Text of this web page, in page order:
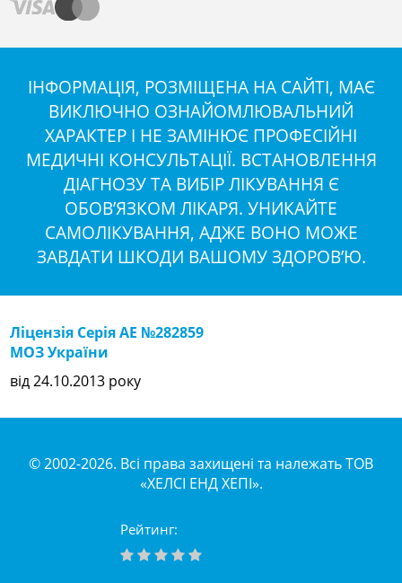
ІНФОРМАЦІЯ, РОЗМІЩЕНА НА САЙТІ, МАЄ
ВИКЛЮЧНО ОЗНАЙОМЛЮВАЛЬНИЙ
ХАРАКТЕР І НЕ ЗАМІНЮЄ ПРОФЕСІЙНІ
МЕДИЧНІ КОНСУЛЬТАЦІЇ. ВСТАНОВЛЕННЯ
ДІАГНОЗУ ТА ВИБІР ЛІКУВАННЯ Є
ОБОВ’ЯЗКОМ ЛІКАРЯ. УНИКАЙТЕ
САМОЛІКУВАННЯ, АДЖЕ ВОНО МОЖЕ
ЗАВДАТИ ШКОДИ ВАШОМУ ЗДОРОВ’Ю.
Ліцензія Серія АЕ №282859
МОЗ України
від 24.10.2013 року
© 2002-2026. Всі права захищені та належать ТОВ
«ХЕЛСІ ЕНД ХЕПІ».
Рейтинг: